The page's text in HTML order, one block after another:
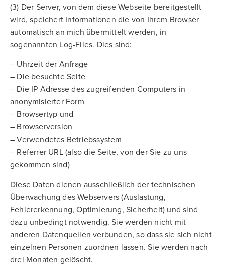
(3) Der Server, von dem diese Webseite bereitgestellt
wird, speichert Informationen die von Ihrem Browser
automatisch an mich übermittelt werden, in
sogenannten Log-Files. Dies sind:
– Uhrzeit der Anfrage
– Die besuchte Seite
– Die IP Adresse des zugreifenden Computers in
anonymisierter Form
– Browsertyp und
– Browserversion
– Verwendetes Betriebssystem
– Referrer URL (also die Seite, von der Sie zu uns
gekommen sind)
Diese Daten dienen ausschließlich der technischen
Überwachung des Webservers (Auslastung,
Fehlererkennung, Optimierung, Sicherheit) und sind
dazu unbedingt notwendig. Sie werden nicht mit
anderen Datenquellen verbunden, so dass sie sich nicht
einzelnen Personen zuordnen lassen. Sie werden nach
drei Monaten gelöscht.